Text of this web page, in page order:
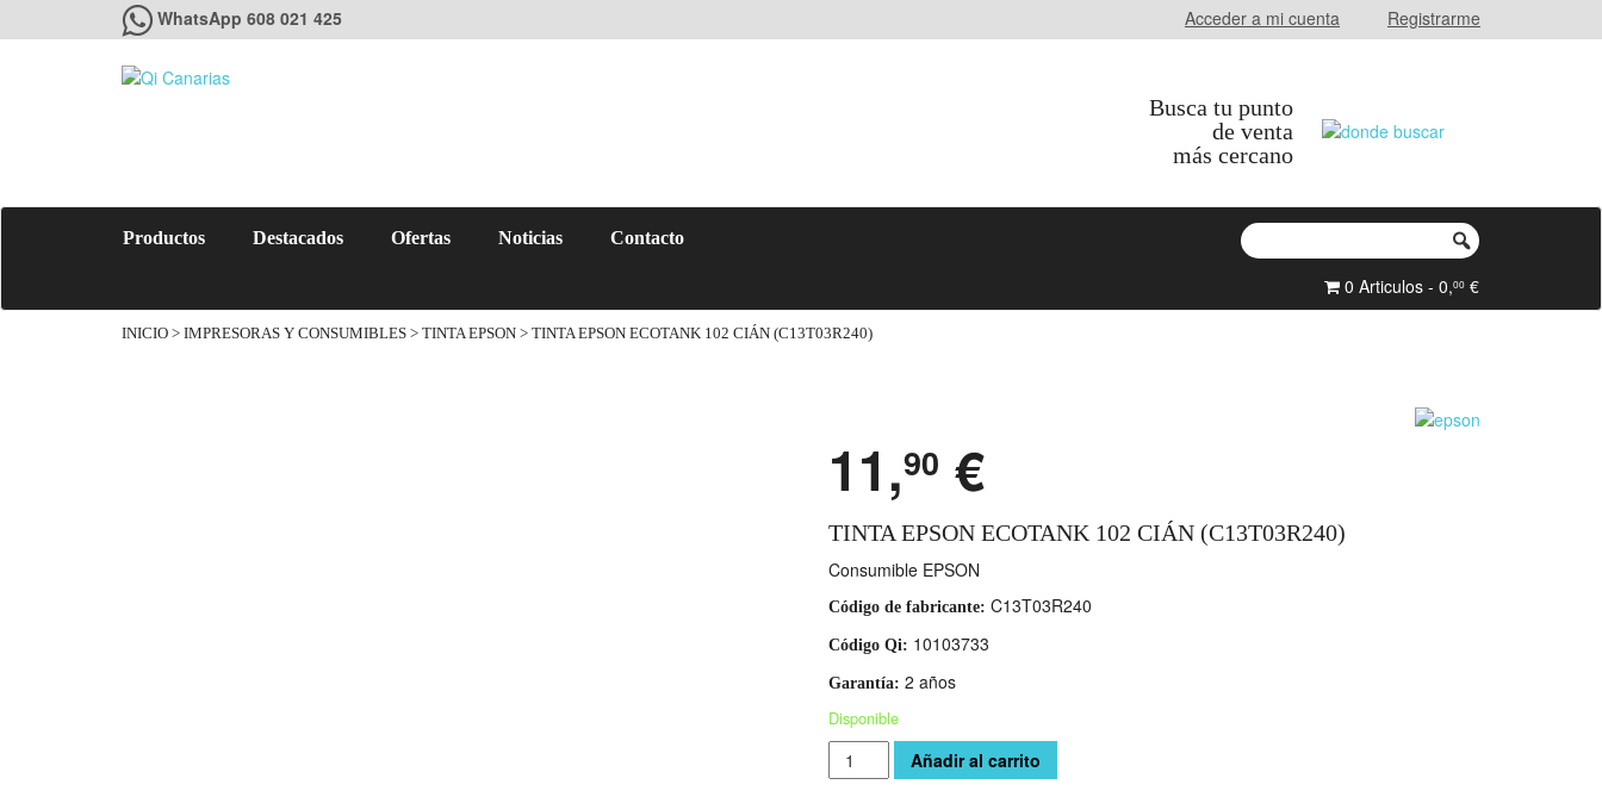
WhatsApp 608 021 425 Acceder a mi cuenta Registrarme
Busca tu punto
de venta
más cercano
Productos Destacados Ofertas Noticias Contacto
0 Articulos - 0,00 €
INICIO > IMPRESORAS Y CONSUMIBLES > TINTA EPSON > TINTA EPSON ECOTANK 102 CIÁN (C13T03R240)
11,90 €
TINTA EPSON ECOTANK 102 CIÁN (C13T03R240)
Consumible EPSON
Código de fabricante: C13T03R240
Código Qi: 10103733
Garantía: 2 años
Disponible
Cantidad Añadir al carrito